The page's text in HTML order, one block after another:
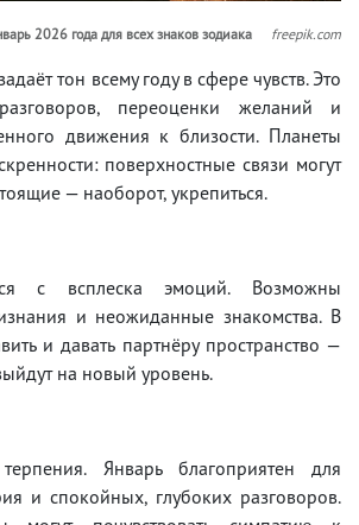
2026 года для всех знаков зодиака freepik.com
тон всему году в сфере чувств. Это
переоценки желаний и
движения к близости. Планеты
поверхностные связи могут
— наоборот, укрепиться.
с всплеска эмоций. Возможны
и неожиданные знакомства. В
и давать партнёру пространство —
на новый уровень.
Январь благоприятен для
и спокойных, глубоких разговоров.